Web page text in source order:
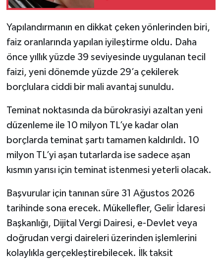
Yapılandırmanın en dikkat çeken yönlerinden biri,
faiz oranlarında yapılan iyileştirme oldu. Daha
önce yıllık yüzde 39 seviyesinde uygulanan tecil
faizi, yeni dönemde yüzde 29’a çekilerek
borçlulara ciddi bir mali avantaj sunuldu.
Teminat noktasında da bürokrasiyi azaltan yeni
düzenleme ile 10 milyon TL’ye kadar olan
borçlarda teminat şartı tamamen kaldırıldı. 10
milyon TL’yi aşan tutarlarda ise sadece aşan
kısmın yarısı için teminat istenmesi yeterli olacak.
Başvurular için tanınan süre 31 Ağustos 2026
tarihinde sona erecek. Mükellefler, Gelir İdaresi
Başkanlığı, Dijital Vergi Dairesi, e-Devlet veya
doğrudan vergi daireleri üzerinden işlemlerini
kolaylıkla gerçekleştirebilecek. İlk taksit